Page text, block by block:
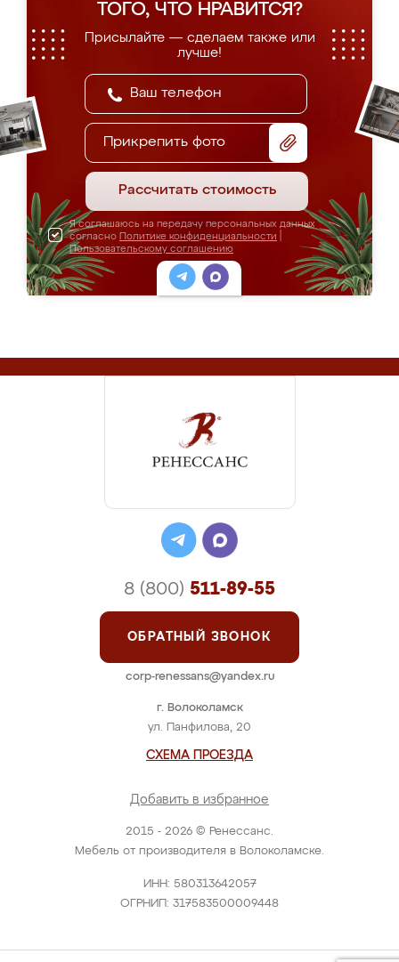
ТОГО, ЧТО НРАВИТСЯ?
Присылайте — сделаем также или
лучше!
Прикрепить фото
Рассчитать стоимость
Я соглашаюсь на передачу персональных данных
согласно Политике конфиденциальности
Пользовательскому соглашению
2015 - 2026 © Ренессанс.
Мебель от производителя в Волоколамске.
ИНН: 580313642057
ОГРНИП: 317583500009448
г. Волоколамск
ул. Панфилова, 20
СХЕМА ПРОЕЗДА
Добавить в избранное
8 (800) 511-89-55
ОБРАТНЫЙ ЗВОНОК
corp-renessans@yandex.ru